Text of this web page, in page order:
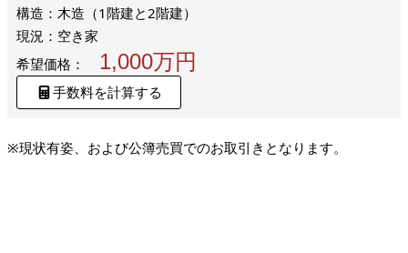
構造：木造（1階建と2階建）
現況：空き家
希望価格：
1,000万円
手数料を計算する
※現状有姿、および公簿売買でのお取引きとなります。